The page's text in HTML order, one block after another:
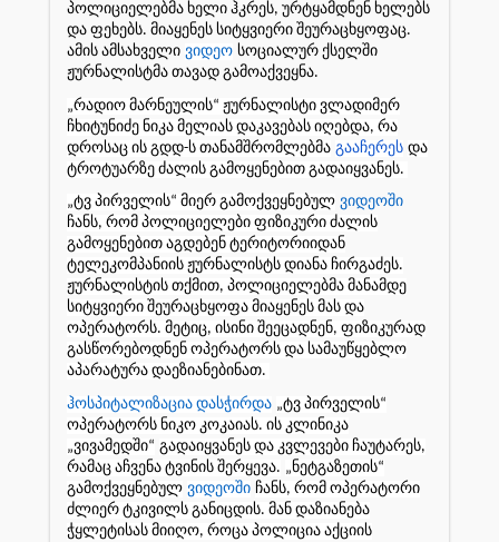
პოლიციელებმა ხელი ჰკრეს, ურტყამდნენ ხელებს
და ფეხებს. მიაყენეს სიტყვიერი შეურაცხყოფაც.
ამის ამსახველი ვიდეო სოციალურ ქსელში
ჟურნალისტმა თავად გამოაქვეყნა.
„რადიო მარნეულის“ ჟურნალისტი ვლადიმერ
ჩხიტუნიძე ნიკა მელიას დაკავებას იღებდა, რა
დროსაც ის გდდ-ს თანამშრომლებმა გააჩერეს და
ტროტუარზე ძალის გამოყენებით გადაიყვანეს.
„ტვ პირველის“ მიერ გამოქვეყნებულ ვიდეოში
ჩანს, რომ პოლიციელები ფიზიკური ძალის
გამოყენებით აგდებენ ტერიტორიიდან
ტელეკომპანიის ჟურნალისტს დიანა ჩირგაძეს.
ჟურნალისტის თქმით, პოლიციელებმა მანამდე
სიტყვიერი შეურაცხყოფა მიაყენეს მას და
ოპერატორს. მეტიც, ისინი შეეცადნენ, ფიზიკურად
გასწორებოდნენ ოპერატორს და სამაუწყებლო
აპარატურა დაეზიანებინათ.
ჰოსპიტალიზაცია დასჭირდა „ტვ პირველის“
ოპერატორს ნიკო კოკაიას. ის კლინიკა
„ვივამედში“ გადაიყვანეს და კვლევები ჩაუტარეს,
რამაც აჩვენა ტვინის შერყევა. „ნეტგაზეთის“
გამოქვეყნებულ ვიდეოში ჩანს, რომ ოპერატორი
ძლიერ ტკივილს განიცდის. მან დაზიანება
ჭყლეტისას მიიღო, როცა პოლიცია აქციის